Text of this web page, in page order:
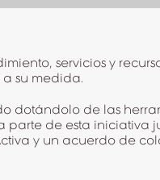
servicios y
su medida.
dotándolo de las
parte de esta
y un acuerdo de